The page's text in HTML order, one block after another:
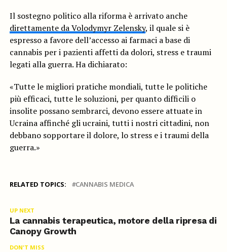
Il sostegno politico alla riforma è arrivato anche
direttamente da Volodymyr Zelensky, il quale si è
espresso a favore dell’accesso ai farmaci a base di
cannabis per i pazienti affetti da dolori, stress e traumi
legati alla guerra. Ha dichiarato:
«Tutte le migliori pratiche mondiali, tutte le politiche
più efficaci, tutte le soluzioni, per quanto difficili o
insolite possano sembrarci, devono essere attuate in
Ucraina affinché gli ucraini, tutti i nostri cittadini, non
debbano sopportare il dolore, lo stress e i traumi della
guerra.»
RELATED TOPICS: CANNABIS MEDICA
UP NEXT
La cannabis terapeutica, motore della ripresa di
Canopy Growth
DON'T MISS